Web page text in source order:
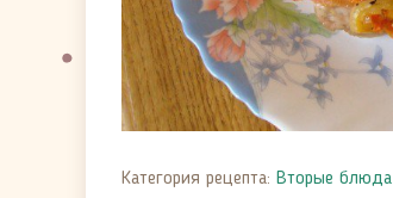
Категория рецепта: Вторые блюда